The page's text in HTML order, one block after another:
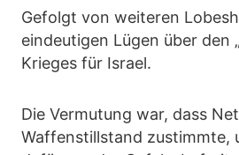
Gefolgt von weiteren
eindeutigen Lügen über den
Krieges für Israel.
Die Vermutung war, dass
Waffenstillstand zustimmte,